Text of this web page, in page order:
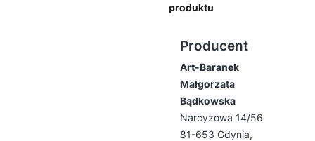
produktu
Producent
Art-Baranek
Małgorzata
Bądkowska
Narcyzowa 14/56
81-653 Gdynia,